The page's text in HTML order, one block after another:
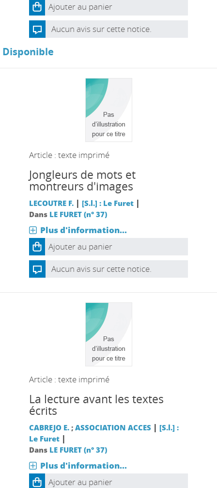
Ajouter au panier
Aucun avis sur cette notice.
Disponible
Article : texte imprimé
Jongleurs de mots et
montreurs d'images
LECOUTRE F. | [S.l.] : Le Furet|
Dans LE FURET (n° 37)
Plus d'information...
Ajouter au panier
Aucun avis sur cette notice.
Article : texte imprimé
La lecture avant les textes
écrits
CABREJO E.; ASSOCIATION ACCES | [S.l.] :
Le Furet|
Dans LE FURET (n° 37)
Plus d'information...
Ajouter au panier